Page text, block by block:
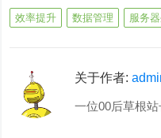
效率提升 数据管理 服务
关于作者:
一位00后草根